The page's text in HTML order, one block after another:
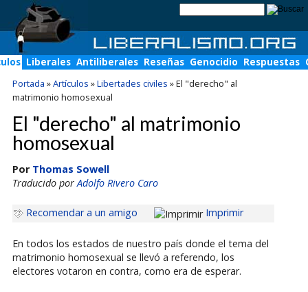
Liberales Antiliberales Reseñas Genocidio Respuestas
Portada »Artículos »Libertades civiles »El "derecho" al
matrimonio homosexual
El "derecho" al matrimonio
homosexual
Por Thomas Sowell
Traducido por Adolfo Rivero Caro
Recomendar a un amigo Imprimir
En todos los estados de nuestro país donde el tema del
matrimonio homosexual se llevó a referendo, los
electores votaron en contra, como era de esperar.